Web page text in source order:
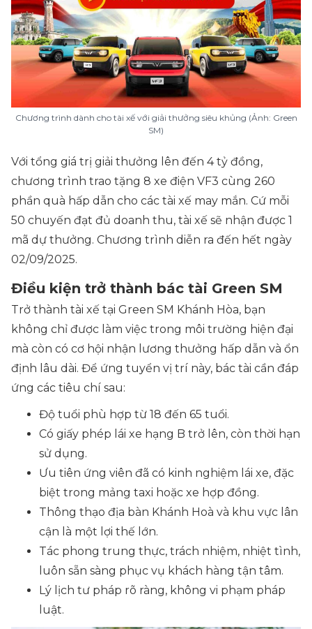
Chương trình dành cho tài xế với giải thưởng siêu khủng (Ảnh: Green
SM)
Với tổng giá trị giải thưởng lên đến 4 tỷ đồng,
chương trình trao tặng 8 xe điện VF3 cùng 260
phần quà hấp dẫn cho các tài xế may mắn. Cứ mỗi
50 chuyến đạt đủ doanh thu, tài xế sẽ nhận được 1
mã dự thưởng. Chương trình diễn ra đến hết ngày
02/09/2025.
Điều kiện trở thành bác tài Green SM
Trở thành tài xế tại Green SM Khánh Hòa, bạn
không chỉ được làm việc trong môi trường hiện đại
mà còn có cơ hội nhận lương thưởng hấp dẫn và ổn
định lâu dài. Để ứng tuyển vị trí này, bác tài cần đáp
ứng các tiêu chí sau:
Độ tuổi phù hợp từ 18 đến 65 tuổi.
Có giấy phép lái xe hạng B trở lên, còn thời hạn
sử dụng.
Ưu tiên ứng viên đã có kinh nghiệm lái xe, đặc
biệt trong mảng taxi hoặc xe hợp đồng.
Thông thạo địa bàn Khánh Hoà và khu vực lân
cận là một lợi thế lớn.
Tác phong trung thực, trách nhiệm, nhiệt tình,
luôn sẵn sàng phục vụ khách hàng tận tâm.
Lý lịch tư pháp rõ ràng, không vi phạm pháp
luật.